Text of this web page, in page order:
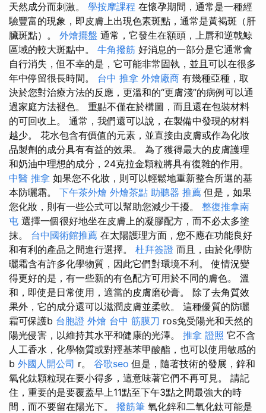
天然成分而刺激。 學按摩課程 在懷孕期間，通常是一種經
驗豐富的現象，即皮膚上出現色素斑點，通常是黃褐斑（肝
臟斑點）。 外燴擺盤 通常，它發生在額頭，上唇和逆戟鯨
區域的較大斑點中。 牛角撥筋 好消息的一部分是它通常會
自行消失，但不幸的是，它可能非常固執，並且可以在很多
年中停留很長時間。 台中 推拿 外燴廠商 有幾種亞種，取
決於您對治療方法的反應，更溫和的“更膚淺”的病例可以通
過家庭方法褪色。 重點不僅在於構圖，而且還在包裝材料
的可回收上。 通常，我們還可以說，在製備中發現的材料
越少。 花水包含有價值的元素，並直接由皮膚或作為化妝
品製劑的成分具有有益的效果。 為了獲得最大的皮膚護理
和奶油中理想的成分，24克拉金顆粒將具有復雜的作用。
中醫 推拿 如果您不化妝，則可以輕鬆地重新整合所選的基
本防曬霜。 下午茶外燴 外燴茶點 助聽器 推薦 但是，如果
您化妝，則有一些公式可以幫助您減少干擾。 整復推拿南
屯 選擇一個很好地坐在皮膚上的凝膠配方，而不必太多塗
抹。 台中國術館推薦 在太陽護理方面，您不應在功能良好
和有利的產品之間進行選擇。 杜拜簽證 而且，由於化學防
曬霜含有許多化學物質，因此它們對環境不利。 使情況變
得更好的是，有一些新的有色配方可用於不同的膚色。 溫
和，即使是日常使用，適當的皮膚磨砂膏。 除了去角質效
果外，它的成分還可以滋潤皮膚並柔軟。 這種優質的防曬
霜可保護b 台胞證 外燴 台中 筋膜刀 ros免受陽光和天然的
陽光侵害，以維持其水平和健康的光澤。 推拿 證照 它不含
人工香水，化學物質或對羥基苯甲酸酯，也可以使用敏感的
b 外國人開公司 r。 谷歌seo 但是，隨著技術的發展，鋅和
氧化鈦顆粒現在要小得多，這意味著它們不再可見。 請記
住，重要的是要覆蓋早上11點至下午3點之間最強大的時
間，而不要留在陽光下。 撥筋筆 氧化鋅和二氧化鈦可能是